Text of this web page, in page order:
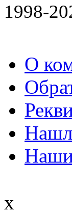
1998-
О
x